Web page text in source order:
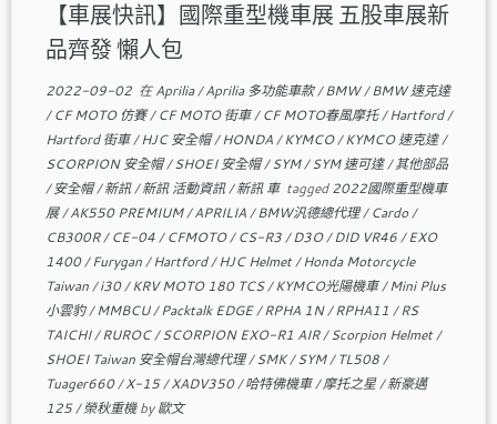
【車展快訊】國際重型機車展 五股車展新
品齊發 懶人包
2022-09-02在Aprilia/Aprilia 多功能車款/BMW/BMW 速克達
/CF MOTO 仿賽/CF MOTO 街車/CF MOTO春風摩托/Hartford/
Hartford 街車/HJC 安全帽/HONDA/KYMCO/KYMCO 速克達/
SCORPION 安全帽/SHOEI 安全帽/SYM/SYM 速可達/其他部品
/安全帽/新訊/新訊 活動資訊/新訊 車 tagged2022國際重型機車
展/AK550 PREMIUM/APRILIA/BMW汎德總代理/Cardo/
CB300R/CE-04/CFMOTO/CS-R3/D3O/DID VR46/EXO
1400/Furygan/Hartford/HJC Helmet/Honda Motorcycle
Taiwan/i30/KRV MOTO 180 TCS/KYMCO光陽機車/Mini Plus
小雲豹/MMBCU/Packtalk EDGE/RPHA 1N/RPHA11 /RS
TAICHI/RUROC/SCORPION EXO-R1 AIR/Scorpion Helmet/
SHOEI Taiwan 安全帽台灣總代理/SMK/SYM/TL508/
Tuager660/X-15/XADV350/哈特佛機車/摩托之星/新豪邁
125/榮秋重機by歐文